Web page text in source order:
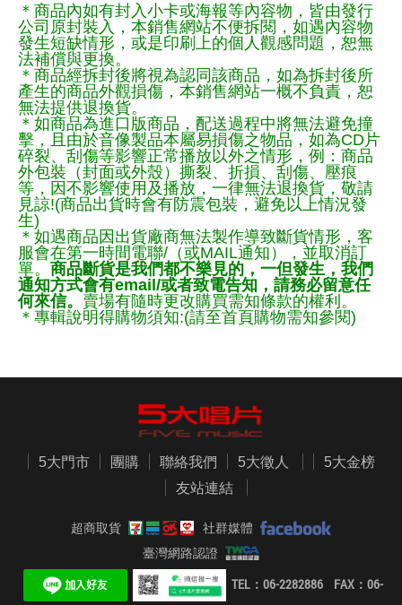
＊商品內如有封入小卡或海報等內容物，皆由發行
公司原封裝入，本銷售網站不便拆閱，如遇內容物
發生短缺情形，或是印刷上的個人觀感問題，恕無
法補償與更換。
＊商品經拆封後將視為認同該商品，如為拆封後所
產生的商品外觀損傷，本銷售網站一概不負責，恕
無法提供退換貨。
＊如商品為進口版商品，配送過程中將無法避免撞
擊，且由於音像製品本屬易損傷之物品，如為CD片
碎裂、刮傷等影響正常播放以外之情形，例：商品
外包裝（封面或外殼）撕裂、折損、刮傷、壓痕
等，因不影響使用及播放，一律無法退換貨，敬請
見諒!(商品出貨時會有防震包裝，避免以上情況發
生)
＊如遇商品因出貨廠商無法製作導致斷貨情形，客
服會在第一時間電聯/（或MAIL通知），並取消訂
單。 商品斷貨是我們都不樂見的，一但發生，我們
通知方式會有email/或者致電告知，請務必留意任
何來信。 賣場有隨時更改購買需知條款的權利。
＊專輯說明得購物須知:(請至首頁購物需知參閱)
5大門市 團購 聯絡我們 5大徵人
5大金榜
友站連結
超商取貨
社群媒體
臺灣網路認證
TEL：06-2282886 FAX：06-